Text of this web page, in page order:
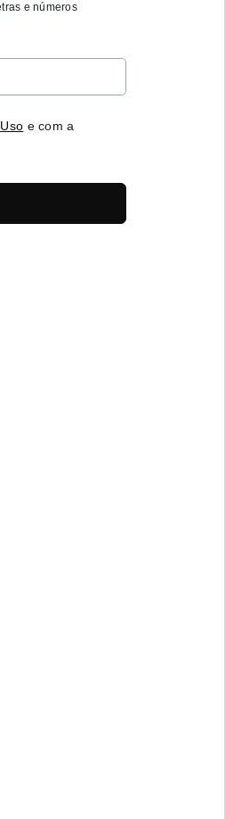
e números
e com a